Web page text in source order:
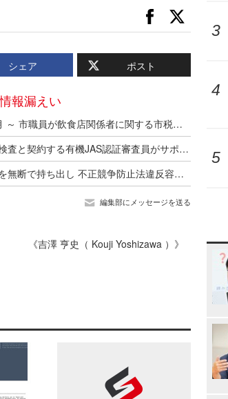
シェア ポスト
報漏えい
停職1ヶ月 ～ 市職員が飲食店関係者に関する市税等の情報を口外
海外貨物検査と契約する有機JAS認証審査員がサポート詐欺被害
個人情報を無断で持ち出し 不正競争防止法違反容疑で逮捕
編集部にメッセージを送る
《吉澤 亨史（ Kouji Yoshizawa ）》